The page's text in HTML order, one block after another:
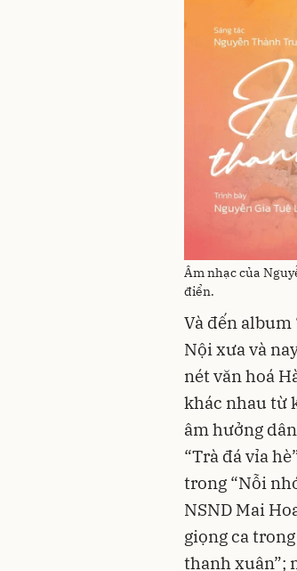
Âm nhạc của
điển.
Và đến album
Nội xưa và
nét văn hoá
khác nhau từ
âm hưởng
“Trà đá vỉa
trong “Nỗi
NSND Mai
giọng ca
thanh xuân”;